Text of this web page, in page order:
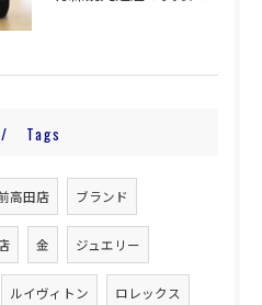
Tags
高田店 ブランド
金 ジュエリー
ルイヴィトン ロレックス